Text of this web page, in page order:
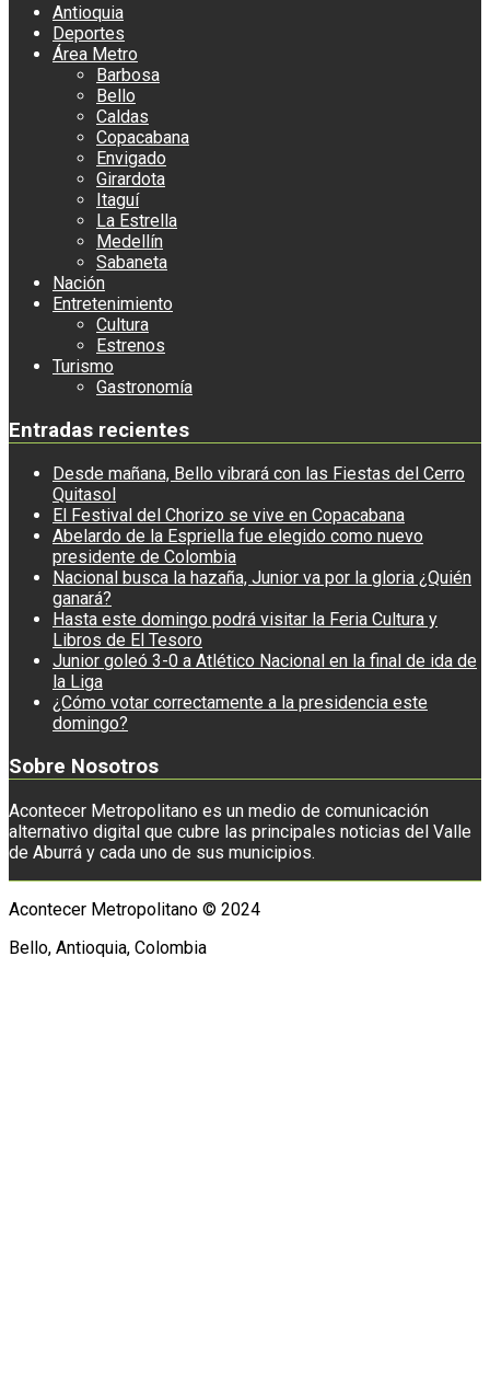
Antioquia
Deportes
Área Metro
Barbosa
Bello
Caldas
Copacabana
Envigado
Girardota
Itaguí
La Estrella
Medellín
Sabaneta
Nación
Entretenimiento
Cultura
Estrenos
Turismo
Gastronomía
Entradas recientes
Desde mañana, Bello vibrará con las Fiestas del Cerro
Quitasol
El Festival del Chorizo se vive en Copacabana
Abelardo de la Espriella fue elegido como nuevo
presidente de Colombia
Nacional busca la hazaña, Junior va por la gloria ¿Quién
ganará?
Hasta este domingo podrá visitar la Feria Cultura y
Libros de El Tesoro
Junior goleó 3-0 a Atlético Nacional en la final de ida de
la Liga
¿Cómo votar correctamente a la presidencia este
domingo?
Sobre Nosotros
Acontecer Metropolitano es un medio de comunicación
alternativo digital que cubre las principales noticias del Valle
de Aburrá y cada uno de sus municipios.
Acontecer Metropolitano © 2024
Bello, Antioquia, Colombia